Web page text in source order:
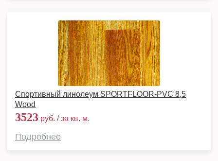
Спортивный линолеум SPORTFLOOR-PVC 8,5
Wood
3523 руб. / за кв. м.
Подробнее